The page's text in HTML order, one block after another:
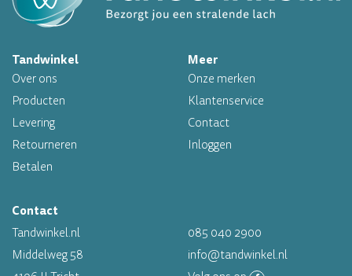
Professioneel assortiment
Altijd op voorraad
Tandwinkel
Over ons
Producten
Levering
Retourneren
Betalen
Meer
Onze merken
Klantenservice
Contact
Inloggen
Contact
Tandwinkel.nl
Middelweg 58
085 040 2900
info@tandwinkel.nl